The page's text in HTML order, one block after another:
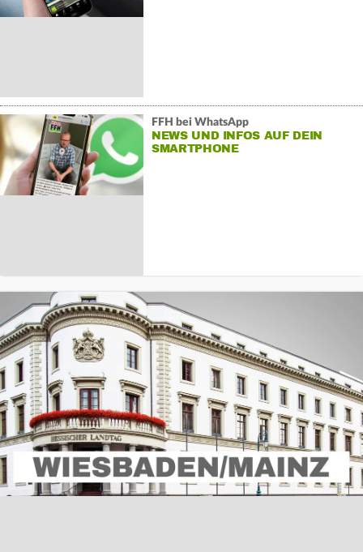
FFH bei WhatsApp
NEWS UND INFOS AUF DEIN
SMARTPHONE